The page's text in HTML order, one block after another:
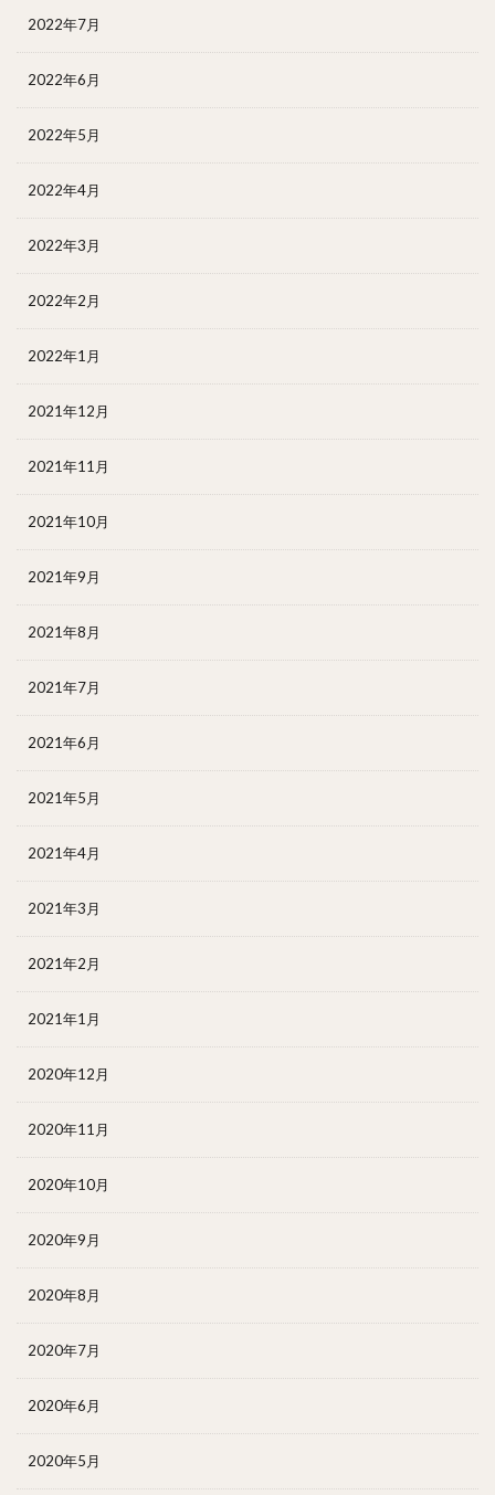
2022年7月
2022年6月
2022年5月
2022年4月
2022年3月
2022年2月
2022年1月
2021年12月
2021年11月
2021年10月
2021年9月
2021年8月
2021年7月
2021年6月
2021年5月
2021年4月
2021年3月
2021年2月
2021年1月
2020年12月
2020年11月
2020年10月
2020年9月
2020年8月
2020年7月
2020年6月
2020年5月